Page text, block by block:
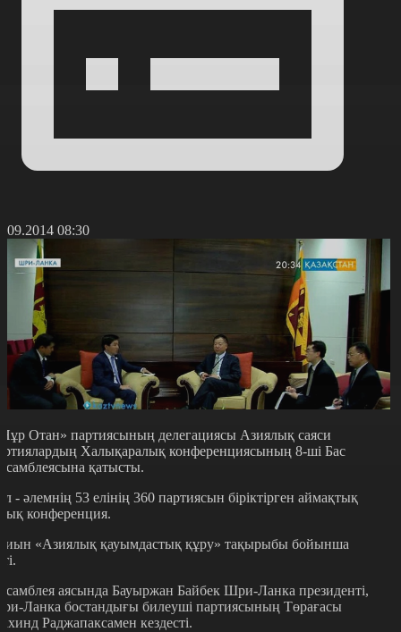
08:30
Отан» партиясының делегациясы Азиялық саяси
Халықаралық конференциясының 8-ші Бас
қатысты.
- әлемнің 53 елінің 360 партиясын біріктірген аймақтық
конференция.
«Азиялық қауымдастық құру» тақырыбы бойынша
аясында Бауыржан Байбек Шри-Ланка президенті,
Ланка бостандығы билеуші партиясының Төрағасы
Раджапаксамен кездесті.